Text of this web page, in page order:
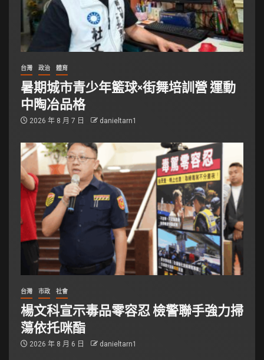
台灣 政治 體育
暑期城市青少年籃球×街舞培訓營 運動
中陶冶品格
2026 年 8 月 7 日 danieltarn1
台灣 市政 社會
楊文科宣示毒品零容忍 檢警聯手強力掃
蕩依托咪酯
2026 年 8 月 6 日 danieltarn1